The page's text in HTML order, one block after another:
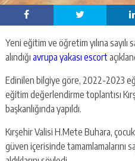
Yeni eğitim ve öğretim yılına
alındığı avrupa yakası escort
Edinilen bilgiye göre, 2022-2023
eğitim değerlendirme toplantısı
başkanlığında yapıldı.
Kırşehir Valisi H.Mete Buhara,
güven içerisinde tamamlamalarını